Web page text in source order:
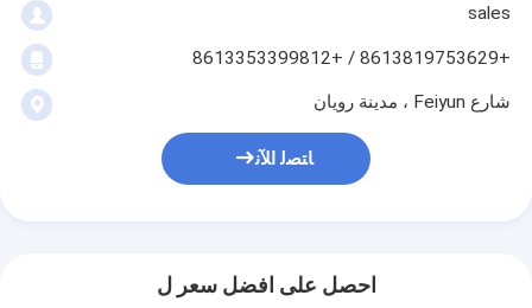
sales
+8613819753629 / +8613353399812
شارع Feiyun ، مدينة رويان
ﺎﺘﺼﻟ ﺍﻶﻧ
احصل على افضل سعر ل